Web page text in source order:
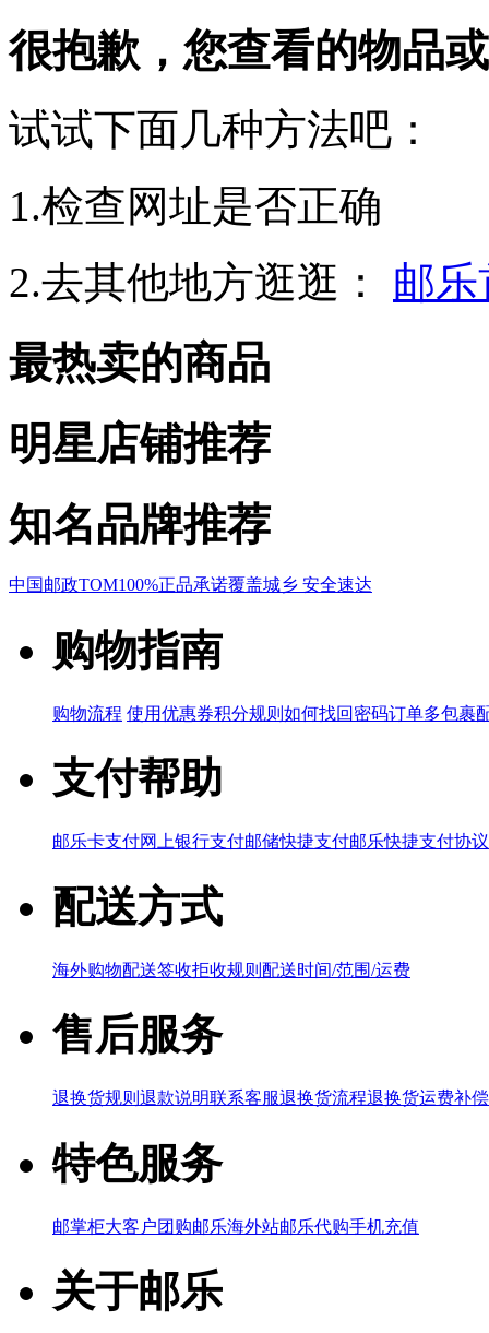
很抱歉，您查看的物品
试试下面几种方法吧：
1.检查网址是否正确
2.去其他地方逛逛：
邮
最热卖的商品
明星店铺推荐
知名品牌推荐
中国邮政TOM100%正品承诺覆盖城乡 安全速达
购物指南
购物流程 使用优惠券积分规则 如何找回密码订单多包裹
支付帮助
邮乐卡支付网上银行支付邮储快捷支付邮乐快捷支付协议
配送方式
海外购物配送签收拒收规则 配送时间/范围/运费
售后服务
退换货规则 退款说明联系客服退换货流程退换货运费补
特色服务
邮掌柜大客户团购邮乐海外站邮乐代购手机充值
关于邮乐